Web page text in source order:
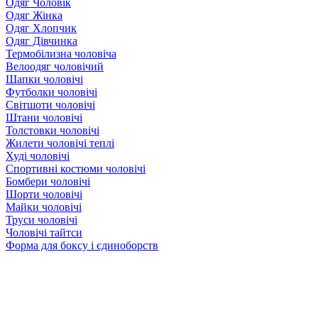
Одяг Чоловік
Одяг Жінка
Одяг Хлопчик
Одяг Дівчинка
Термобілизна чоловіча
Велоодяг чоловічий
Шапки чоловічі
Футболки чоловічі
Світшоти чоловічі
Штани чоловічі
Толстовки чоловічі
Жилети чоловічі теплі
Худі чоловічі
Спортивні костюми чоловічі
Бомбери чоловічі
Шорти чоловічі
Майки чоловічі
Труси чоловічі
Чоловічі тайтси
Форма для боксу і єдиноборств